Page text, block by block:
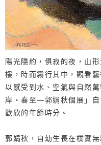
陽光隱約，俱寂的夜，山
樓，時而霧行其中，觀看
以感受到水、空氣與自然
岸‧春至—郭娟秋個展」自
歡欣的年節時分。
郭娟秋，自幼生長在樸實